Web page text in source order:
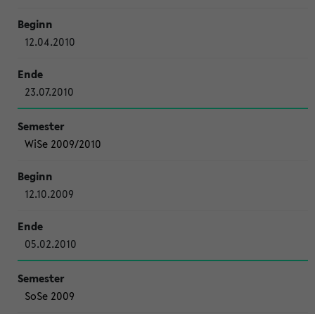
12.04.2010
23.07.2010
WiSe 2009/2010
12.10.2009
05.02.2010
SoSe 2009